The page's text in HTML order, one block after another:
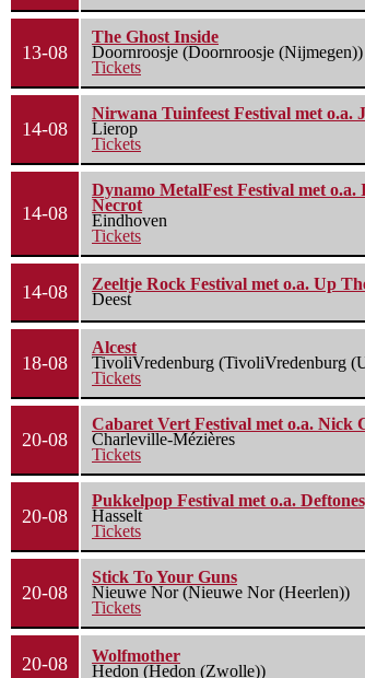
13-08
The Ghost Inside
Doornroosje (Doornroosje (Nijmegen))
Tickets
14-08
Nirwana Tuinfeest Festival met
Lierop
Tickets
14-08
Dynamo MetalFest Festival met
Necrot
Eindhoven
Tickets
14-08
Zeeltje Rock Festival met o.a. Up
Deest
18-08
Alcest
TivoliVredenburg (TivoliVredenburg
Tickets
20-08
Cabaret Vert Festival met o.a. Nick
Charleville-Mézières
Tickets
20-08
Pukkelpop Festival met o.a.
Hasselt
Tickets
20-08
Stick To Your Guns
Nieuwe Nor (Nieuwe Nor (Heerlen))
Tickets
20-08
Wolfmother
Hedon (Hedon (Zwolle))